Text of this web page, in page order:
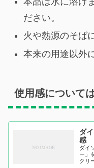
ださい。
火や熱源のそば
本来の用途以外
使用感について
ダ
感
ダイ
ー」
クリ